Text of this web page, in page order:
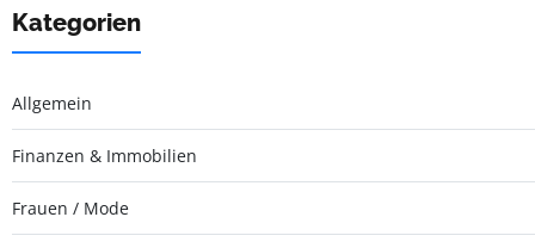
Kategorien
Allgemein
Finanzen & Immobilien
Frauen / Mode